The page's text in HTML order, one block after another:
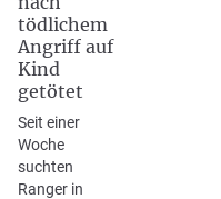
tödlichem
Angriff auf
Kind
getötet
Seit einer
Woche
suchten
Ranger in